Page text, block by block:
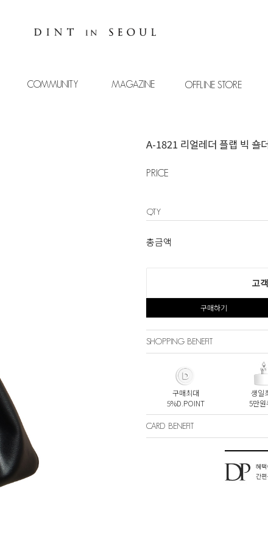
COMMUNITY MAGAZINE OFFLINE STORE
A-1821 리얼레더 플랩 빅 숄
PRICE
QTY
총금액
구매하기
SHOPPING BENEFIT
구매최대
5%D.POINT
생일
5만원
CARD BENEFIT